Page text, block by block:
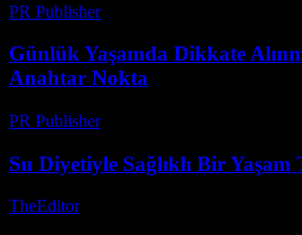
PR Publisher-
Günlük Yaşamda Dikkate
Anahtar Nokta
PR Publisher-
Su Diyetiyle Sağlıklı Bir Yaşam
TheEditor-